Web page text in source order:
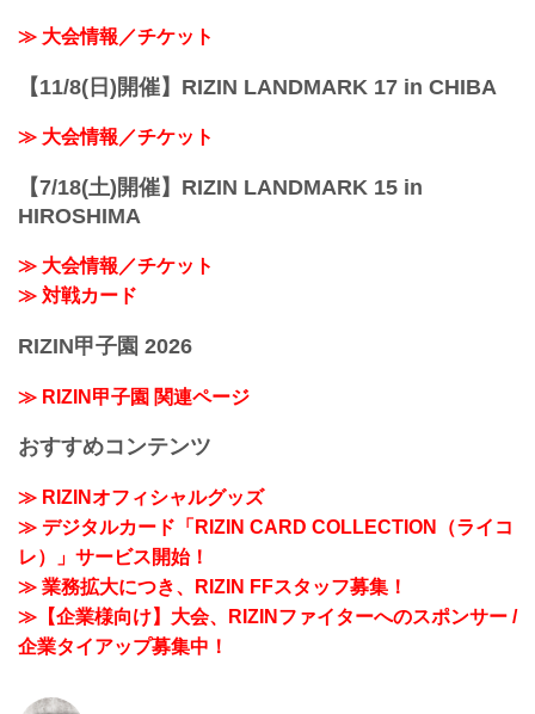
≫ 大会情報／チケット
【11/8(日)開催】RIZIN LANDMARK 17 in CHIBA
≫ 大会情報／チケット
【7/18(土)開催】RIZIN LANDMARK 15 in
HIROSHIMA
≫ 大会情報／チケット
≫ 対戦カード
RIZIN甲子園 2026
≫ RIZIN甲子園 関連ページ
おすすめコンテンツ
≫ RIZINオフィシャルグッズ
≫ デジタルカード「RIZIN CARD COLLECTION（ライコ
レ）」サービス開始！
≫ 業務拡大につき、RIZIN FFスタッフ募集！
≫【企業様向け】大会、RIZINファイターへのスポンサー /
企業タイアップ募集中！